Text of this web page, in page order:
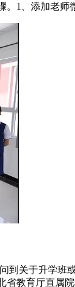
1、添加老
关于升学
教育厅直属